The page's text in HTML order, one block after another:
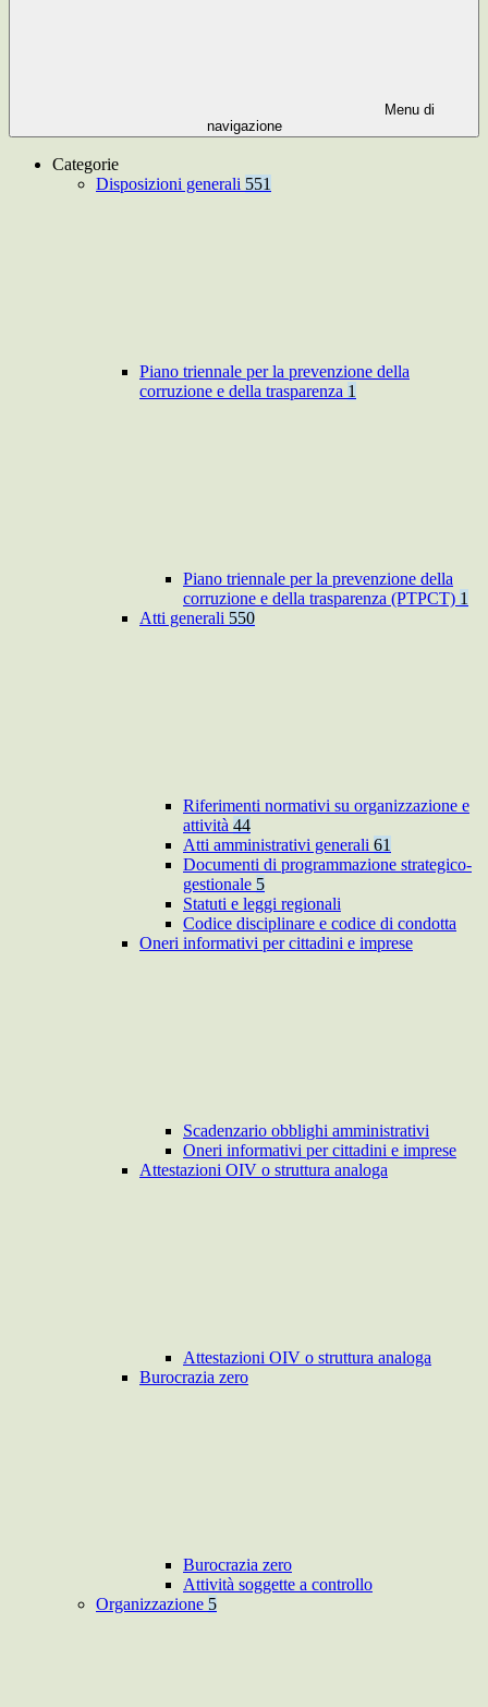
Menu di
navigazione
Categorie
Disposizioni generali 551
Piano triennale per la prevenzione della
corruzione e della trasparenza 1
Piano triennale per la prevenzione della
corruzione e della trasparenza (PTPCT) 1
Atti generali 550
Riferimenti normativi su organizzazione e
attività 44
Atti amministrativi generali 61
Documenti di programmazione strategico-
gestionale 5
Statuti e leggi regionali
Codice disciplinare e codice di condotta
Oneri informativi per cittadini e imprese
Scadenzario obblighi amministrativi
Oneri informativi per cittadini e imprese
Attestazioni OIV o struttura analoga
Attestazioni OIV o struttura analoga
Burocrazia zero
Burocrazia zero
Attività soggette a controllo
Organizzazione 5